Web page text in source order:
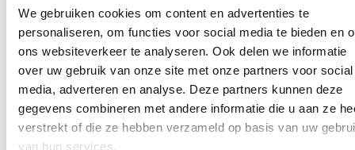
We gebruiken cookies om content en advertenties te
personaliseren, om functies voor social media te bieden en
ons websiteverkeer te analyseren. Ook delen we informatie
over uw gebruik van onze site met onze partners voor social
media, adverteren en analyse. Deze partners kunnen deze
gegevens combineren met andere informatie die u aan ze
verstrekt of die ze hebben verzameld op basis van uw
van hun services.
Herbevestigd agrarisch gebied moet ook in de in de toekomst voor
landbouw gebruikt worden en bosgebied voor bosaanplant!
Lees meer
Brussel LandbouwOmgeving
Gentse sluikstortcamera's verhogen
pakkans